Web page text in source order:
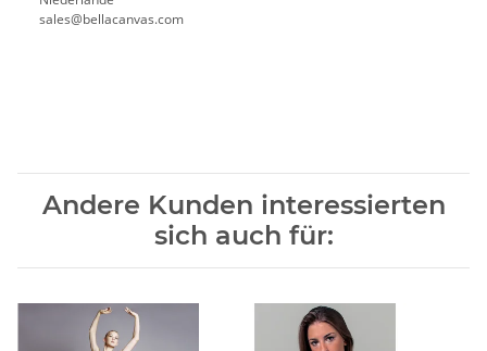
sales@bellacanvas.com
Andere Kunden interessierten
sich auch für: